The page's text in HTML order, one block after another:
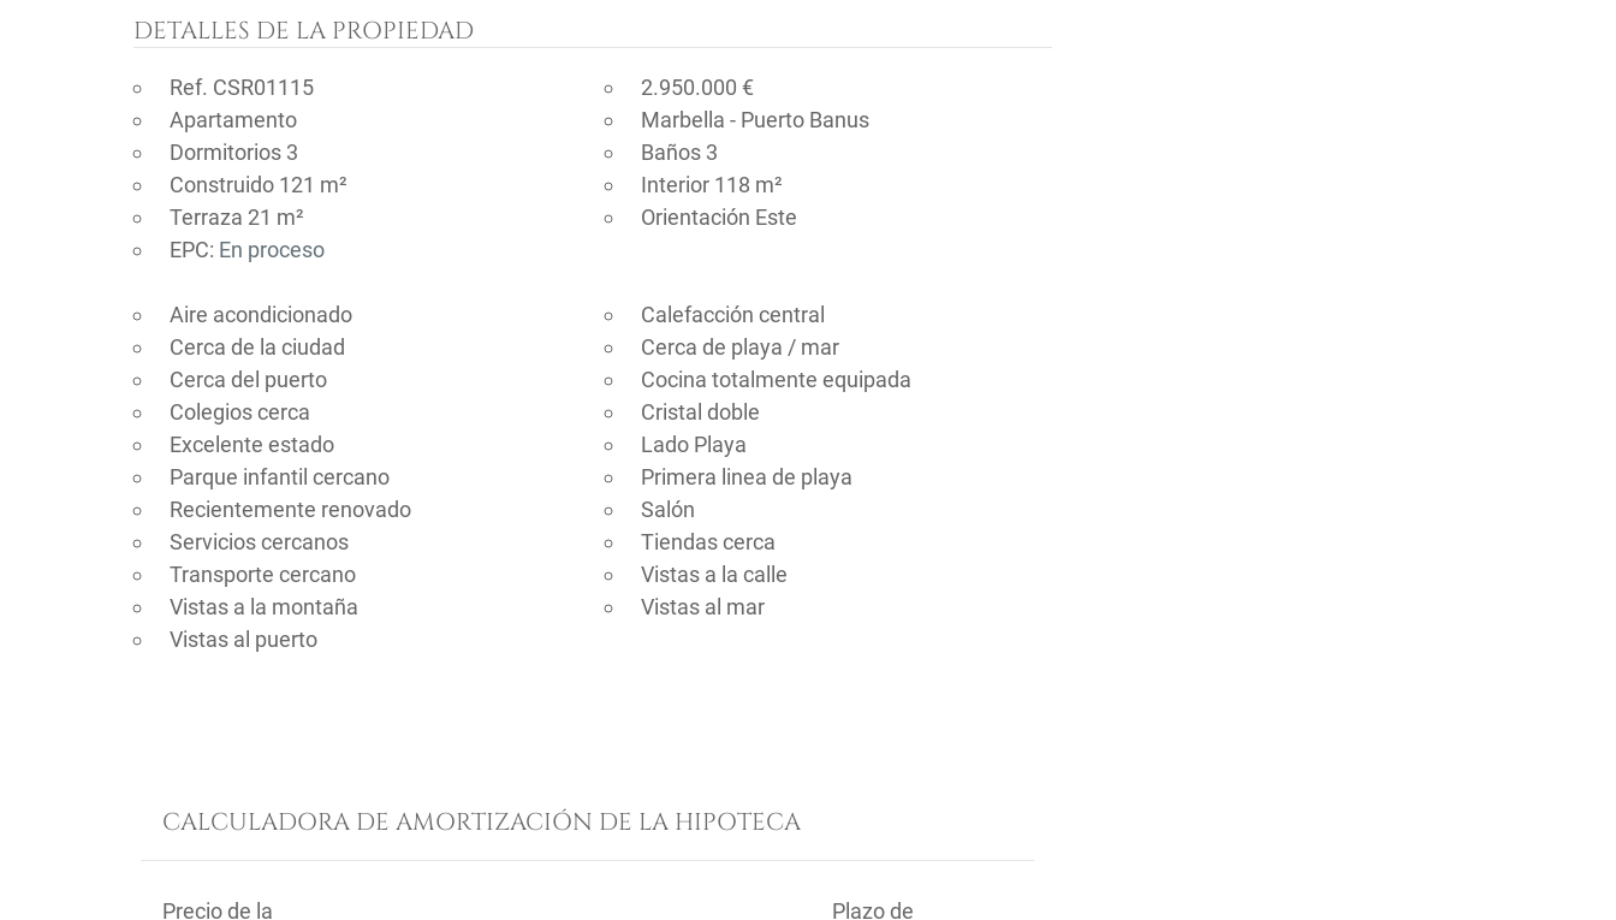
DETALLES DE LA PROPIEDAD
Ref. CSR01115
2.950.000 €
Apartamento
Marbella - Puerto Banus
Dormitorios 3
Baños 3
Construido 121 m²
Interior 118 m²
Terraza 21 m²
Orientación Este
EPC: En proceso
Aire acondicionado
Calefacción central
Cerca de la ciudad
Cerca de playa / mar
Cerca del puerto
Cocina totalmente equipada
Colegios cerca
Cristal doble
Excelente estado
Lado Playa
Parque infantil cercano
Primera linea de playa
Recientemente renovado
Salón
Servicios cercanos
Tiendas cerca
Transporte cercano
Vistas a la calle
Vistas a la montaña
Vistas al mar
Vistas al puerto
CALCULADORA DE AMORTIZACIÓN DE LA HIPOTECA
Precio de la
Plazo de